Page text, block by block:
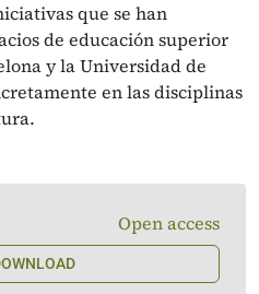
que se han
de educación superior
y la Universidad de
en las disciplinas
Open access